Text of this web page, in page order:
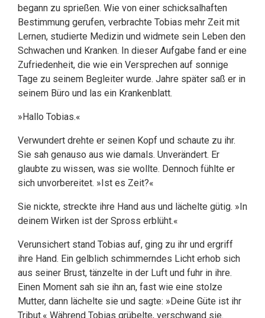
begann zu sprießen. Wie von einer schicksalhaften
Bestimmung gerufen, verbrachte Tobias mehr Zeit mit
Lernen, studierte Medizin und widmete sein Leben den
Schwachen und Kranken. In dieser Aufgabe fand er eine
Zufriedenheit, die wie ein Versprechen auf sonnige
Tage zu seinem Begleiter wurde. Jahre später saß er in
seinem Büro und las ein Krankenblatt.
»Hallo Tobias.«
Verwundert drehte er seinen Kopf und schaute zu ihr.
Sie sah genauso aus wie damals. Unverändert. Er
glaubte zu wissen, was sie wollte. Dennoch fühlte er
sich unvorbereitet. »Ist es Zeit?«
Sie nickte, streckte ihre Hand aus und lächelte gütig. »In
deinem Wirken ist der Spross erblüht.«
Verunsichert stand Tobias auf, ging zu ihr und ergriff
ihre Hand. Ein gelblich schimmerndes Licht erhob sich
aus seiner Brust, tänzelte in der Luft und fuhr in ihre.
Einen Moment sah sie ihn an, fast wie eine stolze
Mutter, dann lächelte sie und sagte: »Deine Güte ist ihr
Tribut.« Während Tobias grübelte, verschwand sie.